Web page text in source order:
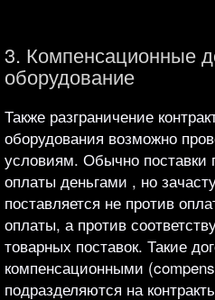
3. Компенсационные
оборудование
Также разграничение
оборудования возможно
условиям. Обычно поставки
оплаты деньгами , но
поставляется не против
оплаты, а против
товарных поставок. Такие
компенсационными
подразделяются на